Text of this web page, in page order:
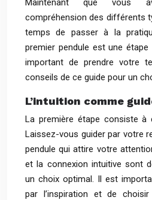
Maintenant que vous
compréhension des différents
temps de passer à la
premier pendule est une
important de prendre votre
conseils de ce guide pour un
L’intuition comme
La première étape consiste à
Laissez-vous guider par votre
pendule qui attire votre
et la connexion intuitive sont
un choix optimal. Il est
par l’inspiration et de